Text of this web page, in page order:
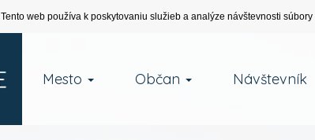
Tento web používa k poskytovaniu služieb a analýze návštevnosti
Mesto Občan Návštevník